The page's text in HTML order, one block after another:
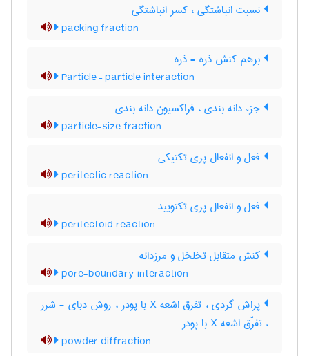
نسبت انباشتگی ، کسر انباشتگی
packing fraction
برهم کنش ذره - ذره
Particle – particle interaction
جزء دانه بندی ، فراکسیون دانه بندی
particle-size fraction
فعل و انفعال پری تکتیکی
peritectic reaction
فعل و انفعال پری تکتویید
peritectoid reaction
کنش متقابل تخلخل و مرزدانه
pore-boundary interaction
پراش گردی ، تفرق اشعه X با پودر ، روش دبای - شرر
، تفرّق اشعه X با پودر
powder diffraction